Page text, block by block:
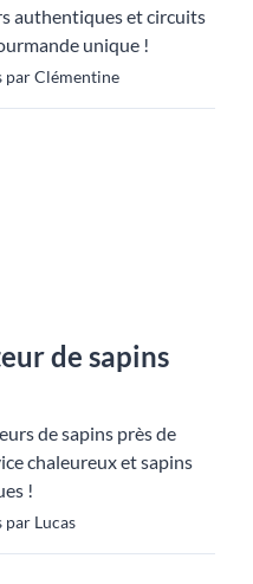
authentiques et circuits
unique !
par Clémentine
de sapins
de sapins près de
chaleureux et sapins
!
Lucas